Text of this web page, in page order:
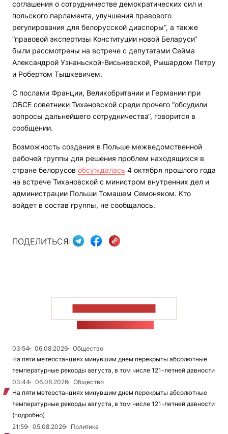
соглашения о сотрудничестве демократических сил и
польского парламента, улучшения правового
регулирования для белорусской диаспоры“, а также
“правовой экспертизы Конституции новой Беларуси“
были рассмотрены на встрече с депутатами Сейма
Александрой Узнаньской-Висьневской, Рышардом Петру
и Робертом Тышкевичем.
С послами Франции, Великобритании и Германии при
ОБСЕ советники Тихановской среди прочего “обсудили
вопросы дальнейшего сотрудничества“, говорится в
сообщении.
Возможность создания в Польше межведомственной
рабочей группы для решения проблем находящихся в
стране белорусов обсуждалась 4 октября прошлого года
на встрече Тихановской с министром внутренних дел и
администрации Польши Томашем Семоняком. Кто
войдет в состав группы, не сообщалось.
ПОДЕЛИТЬСЯ:
03:54 06.08.2026
Общество
На пяти метеостанциях минувшим днем перекрыты абсолютные
температурные рекорды августа, в том числе 121-летней давности
03:44
06.08.2026
Общество
На пяти метеостанциях минувшим днем перекрыты абсолютные
температурные рекорды августа, в том числе 121-летней давности
(подробно)
21:59
05.08.2026
Политика